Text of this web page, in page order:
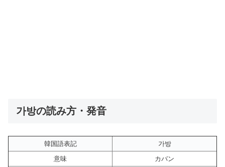
가방の読み方・発音
韓国語表記
가방
意味
カバン